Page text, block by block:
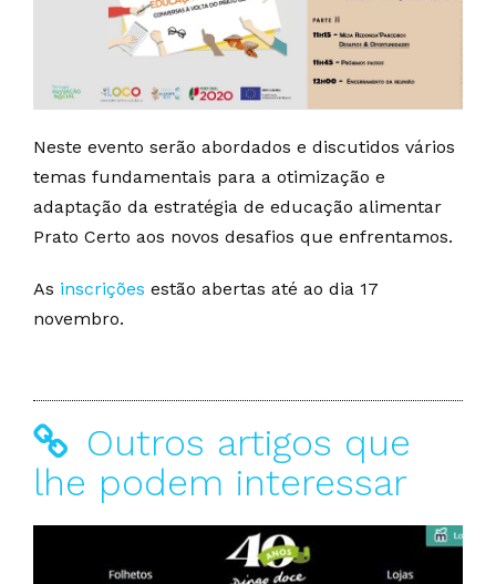
Neste evento serão abordados e discutidos vários
temas fundamentais para a otimização e
adaptação da estratégia de educação alimentar
Prato Certo aos novos desafios que enfrentamos.
As inscrições estão abertas até ao dia 17
novembro.
Outros artigos que
lhe podem interessar